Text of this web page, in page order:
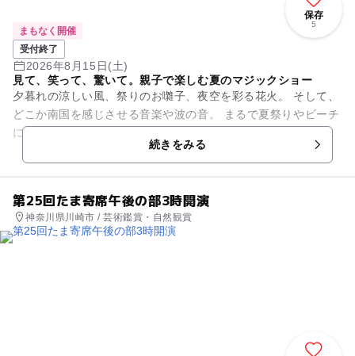
保存
5
まもなく開催
受付終了
2026年8月15日(土)
見て、笑って、驚いて。親子で楽しむ夏のマジックショー
夕暮れの涼しい風、祭りのお囃子、夜空を彩る花火。 そして、
どこか南国を感じさせる音楽や波の音。 まるで夏祭りやビーチ
に遊びに来たような気分で楽しめる、季節感たっぷりのマジッ
続きをみる
第25回たま寄席午後の部3時開演
神奈川県川崎市 / 芸術鑑賞・自然観賞